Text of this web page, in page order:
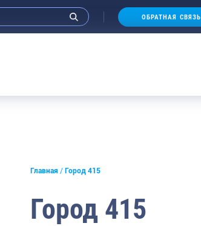
ОБРАТНАЯ СВЯЗЬ
Главная Город 415
Город 415